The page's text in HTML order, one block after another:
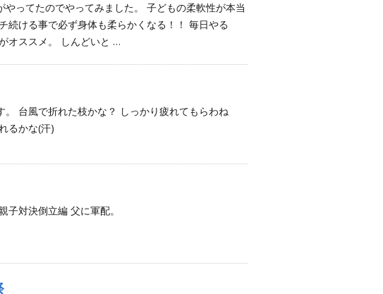
やってたのでやってみました。 子どもの柔軟性が本当
続ける事で必ず身体も柔らかくなる！！ 毎日やる
オススメ。 しんどいと …
。 台風で折れた枝かな？ しっかり疲れてもらわね
るかな(汗)
子対決倒立編 父に軍配。